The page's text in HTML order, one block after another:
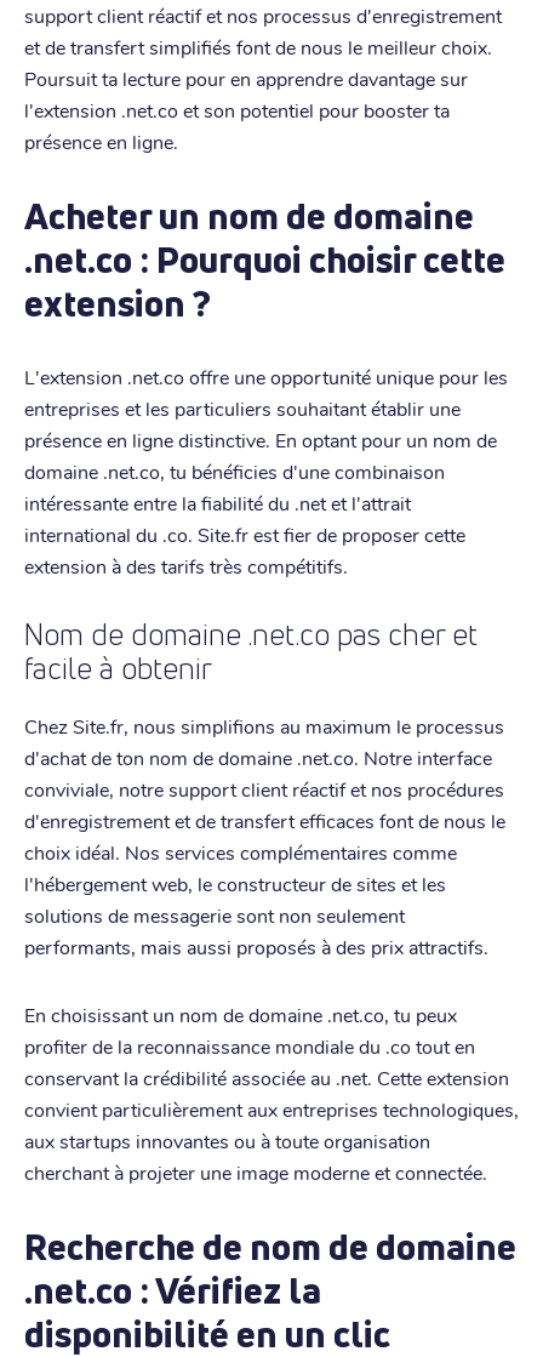
support client réactif et nos processus d'enregistrement
et de transfert simplifiés font de nous le meilleur choix.
Poursuit ta lecture pour en apprendre davantage sur
l'extension .net.co et son potentiel pour booster ta
présence en ligne.
Acheter un nom de domaine
.net.co : Pourquoi choisir cette
extension ?
L'extension .net.co offre une opportunité unique pour les
entreprises et les particuliers souhaitant établir une
présence en ligne distinctive. En optant pour un nom de
domaine .net.co, tu bénéficies d'une combinaison
intéressante entre la fiabilité du .net et l'attrait
international du .co. Site.fr est fier de proposer cette
extension à des tarifs très compétitifs.
Nom de domaine .net.co pas cher et
facile à obtenir
Chez Site.fr, nous simplifions au maximum le processus
d'achat de ton nom de domaine .net.co. Notre interface
conviviale, notre support client réactif et nos procédures
d'enregistrement et de transfert efficaces font de nous le
choix idéal. Nos services complémentaires comme
l'hébergement web, le constructeur de sites et les
solutions de messagerie sont non seulement
performants, mais aussi proposés à des prix attractifs.
En choisissant un nom de domaine .net.co, tu peux
profiter de la reconnaissance mondiale du .co tout en
conservant la crédibilité associée au .net. Cette extension
convient particulièrement aux entreprises technologiques,
aux startups innovantes ou à toute organisation
cherchant à projeter une image moderne et connectée.
Recherche de nom de domaine
.net.co : Vérifiez la
disponibilité en un clic